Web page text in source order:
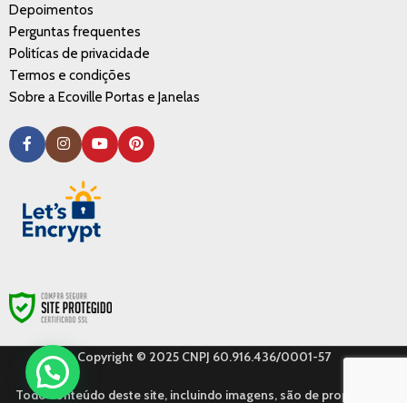
Depoimentos
Perguntas frequentes
Politícas de privacidade
Termos e condições
Sobre a Ecoville Portas e Janelas
Copyright © 2025 CNPJ 60.916.436/0001-57
Todo conteúdo deste site, incluindo imagens, são de propriedade